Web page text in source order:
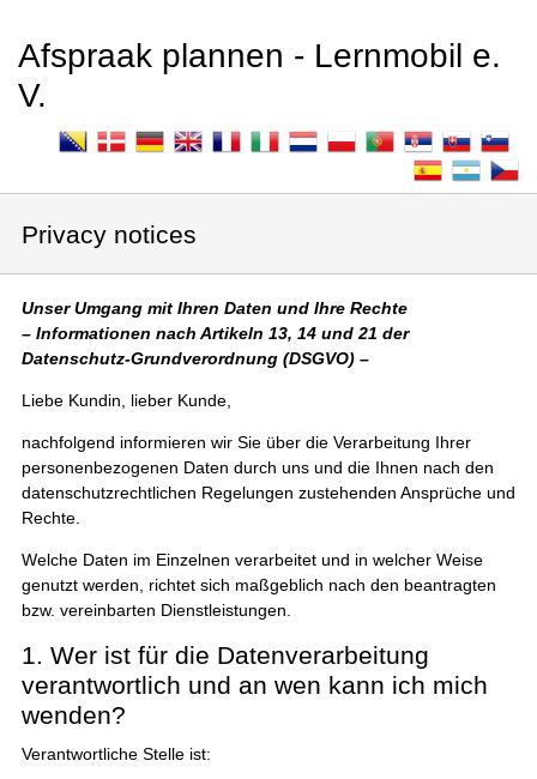
Afspraak plannen - Lernmobil e.
V.
Privacy notices
Unser Umgang mit Ihren Daten und Ihre Rechte
– Informationen nach Artikeln 13, 14 und 21 der
Datenschutz-Grundverordnung (DSGVO) –
Liebe Kundin, lieber Kunde,
nachfolgend informieren wir Sie über die Verarbeitung Ihrer
personenbezogenen Daten durch uns und die Ihnen nach den
datenschutzrechtlichen Regelungen zustehenden Ansprüche und
Rechte.
Welche Daten im Einzelnen verarbeitet und in welcher Weise
genutzt werden, richtet sich maßgeblich nach den beantragten
bzw. vereinbarten Dienstleistungen.
1. Wer ist für die Datenverarbeitung
verantwortlich und an wen kann ich mich
wenden?
Verantwortliche Stelle ist: